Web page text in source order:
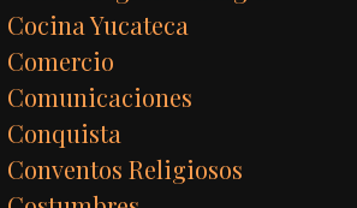
Cocina Yucateca
Comercio
Comunicaciones
Conquista
Conventos Religiosos